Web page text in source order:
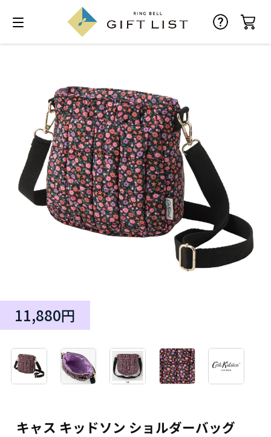
キャス キッドソン ショルダーバッグ
11,880円